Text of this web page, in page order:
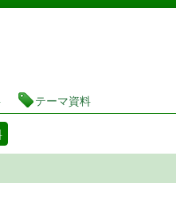
図書館 蔵書検索・予約シス
テーマ資料